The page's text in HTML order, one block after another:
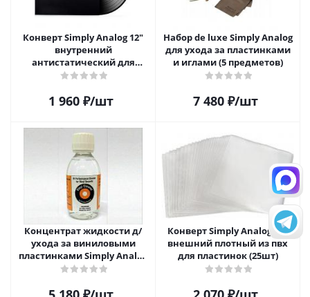
Конверт Simply Analog 12"
внутренний
антистатический для
пластинок (25 шт)
1 960₽/шт
Набор de luxe Simply Analog
для ухода за пластинками
и иглами (5 предметов)
7 480₽/шт
Концентрат жидкости д/
ухода за виниловыми
пластинками Simply Analog
200мл
Конверт Simply Analog 12"
внешний плотный из пвх
для пластинок (25шт)